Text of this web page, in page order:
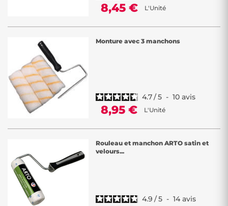
8,45 € L'Unité
Monture avec 3 manchons
4.7/5 - 10 avis
8,95 € L'Unité
Rouleau et manchon ARTO satin et
velours...
4.9 /5 - 14 avis